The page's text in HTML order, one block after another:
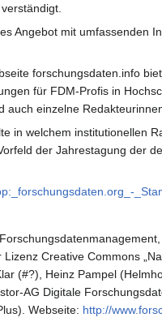
Angebot mit umfassenden
forschungsdaten.info
für FDM-Profis in
einzelne
in welchem institutionellen
der Jahrestagung der
Creative Commons
(#?), Heinz Pampel
AG Digitale
Webseite: http://